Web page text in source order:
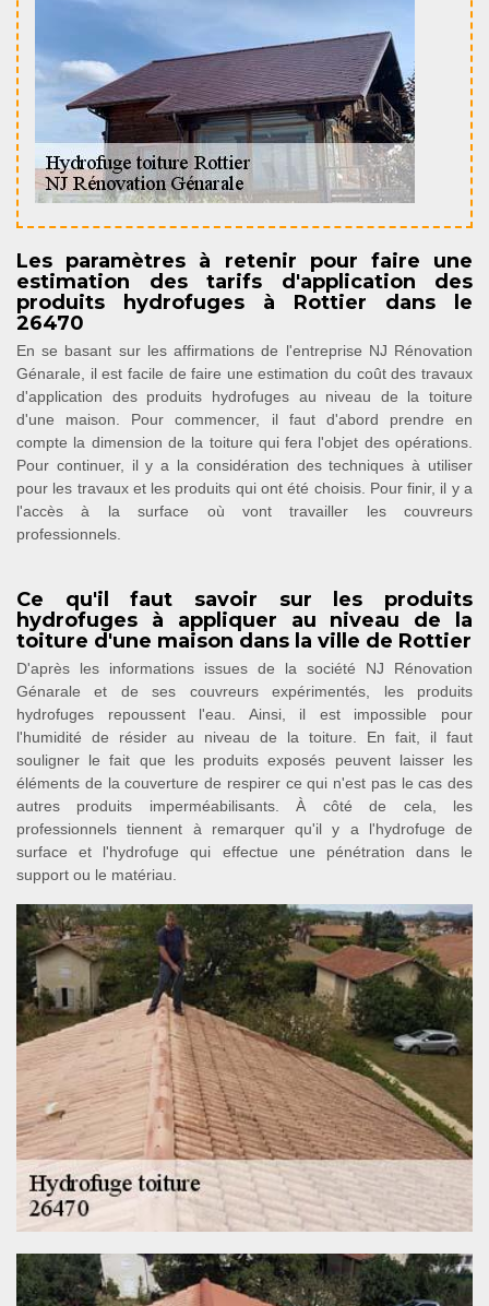
Les paramètres à retenir pour faire une
estimation des tarifs d'application des
produits hydrofuges à Rottier dans le
26470
En se basant sur les affirmations de l'entreprise NJ Rénovation
Génarale, il est facile de faire une estimation du coût des travaux
d'application des produits hydrofuges au niveau de la toiture
d'une maison. Pour commencer, il faut d'abord prendre en
compte la dimension de la toiture qui fera l'objet des opérations.
Pour continuer, il y a la considération des techniques à utiliser
pour les travaux et les produits qui ont été choisis. Pour finir, il y a
l'accès à la surface où vont travailler les couvreurs
professionnels.
Ce qu'il faut savoir sur les produits
hydrofuges à appliquer au niveau de la
toiture d'une maison dans la ville de Rottier
D'après les informations issues de la société NJ Rénovation
Génarale et de ses couvreurs expérimentés, les produits
hydrofuges repoussent l'eau. Ainsi, il est impossible pour
l'humidité de résider au niveau de la toiture. En fait, il faut
souligner le fait que les produits exposés peuvent laisser les
éléments de la couverture de respirer ce qui n'est pas le cas des
autres produits imperméabilisants. À côté de cela, les
professionnels tiennent à remarquer qu'il y a l'hydrofuge de
surface et l'hydrofuge qui effectue une pénétration dans le
support ou le matériau.